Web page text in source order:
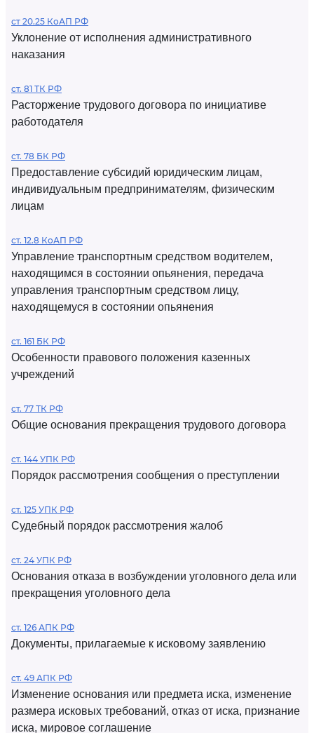
ст 20.25 КоАП РФ
Уклонение от исполнения административного
наказания
ст. 81 ТК РФ
Расторжение трудового договора по инициативе
работодателя
ст. 78 БК РФ
Предоставление субсидий юридическим лицам,
индивидуальным предпринимателям, физическим
лицам
ст. 12.8 КоАП РФ
Управление транспортным средством водителем,
находящимся в состоянии опьянения, передача
управления транспортным средством лицу,
находящемуся в состоянии опьянения
ст. 161 БК РФ
Особенности правового положения казенных
учреждений
ст. 77 ТК РФ
Общие основания прекращения трудового договора
ст. 144 УПК РФ
Порядок рассмотрения сообщения о преступлении
ст. 125 УПК РФ
Судебный порядок рассмотрения жалоб
ст. 24 УПК РФ
Основания отказа в возбуждении уголовного дела или
прекращения уголовного дела
ст. 126 АПК РФ
Документы, прилагаемые к исковому заявлению
ст. 49 АПК РФ
Изменение основания или предмета иска, изменение
размера исковых требований, отказ от иска, признание
иска, мировое соглашение